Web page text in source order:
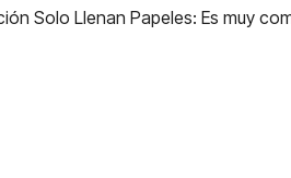
Solo Llenan Papeles: Es muy